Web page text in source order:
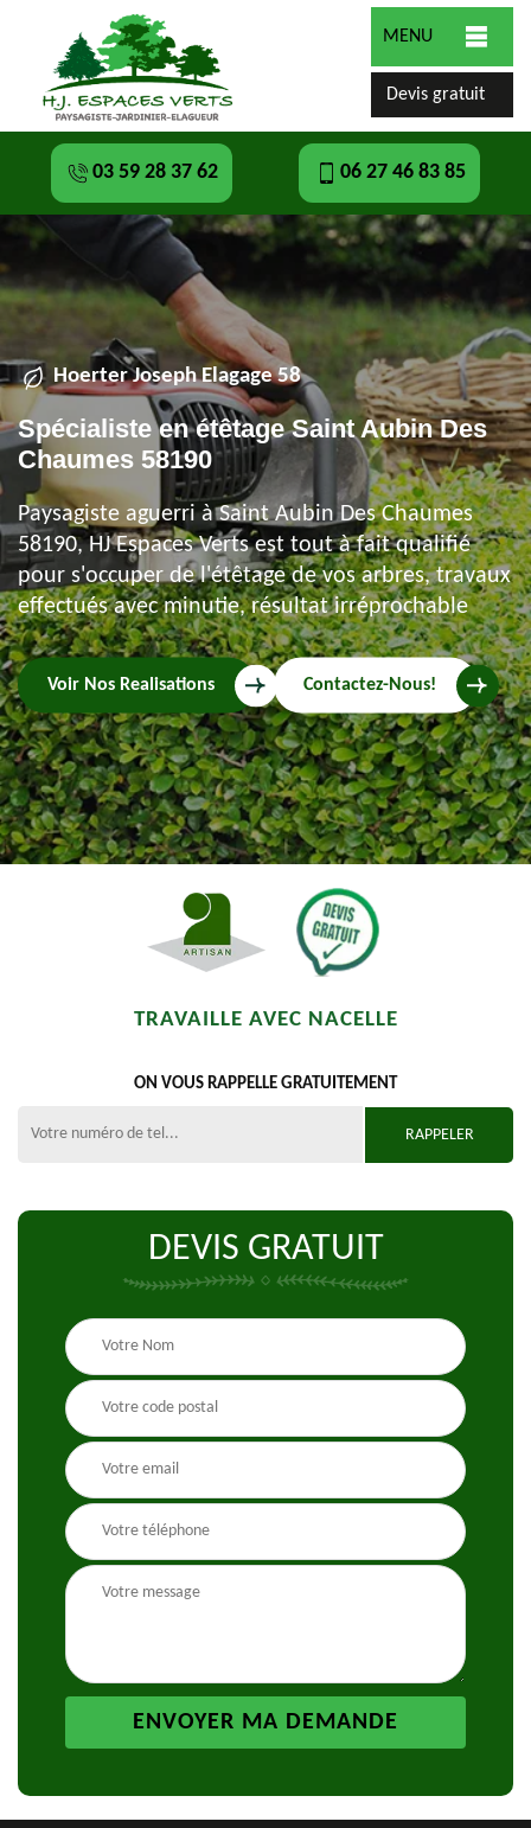
MENU
Devis gratuit
03 59 28 37 62 06 27 46 83 85
Hoerter Joseph Elagage 58
Spécialiste en étêtage Saint Aubin Des
Chaumes 58190
Paysagiste aguerri à Saint Aubin Des Chaumes
58190, HJ Espaces Verts est tout à fait qualifié
pour s'occuper de l'étêtage de vos arbres, travaux
effectués avec minutie, résultat irréprochable
Voir Nos Realisations Contactez-Nous!
TRAVAILLE AVEC NACELLE
ON VOUS RAPPELLE GRATUITEMENT
DEVIS GRATUIT